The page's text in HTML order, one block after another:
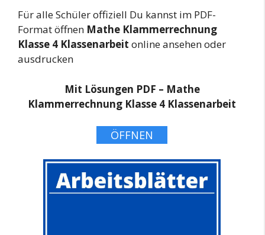
Für alle Schüler offiziell Du kannst im PDF-
Format öffnen Mathe Klammerrechnung
Klasse 4 Klassenarbeit online ansehen oder
ausdrucken
Mit Lösungen PDF – Mathe
Klammerrechnung Klasse 4 Klassenarbeit
ÖFFNEN